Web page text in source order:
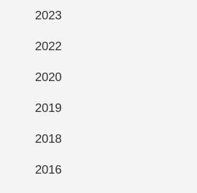
2023
2022
2020
2019
2018
2016